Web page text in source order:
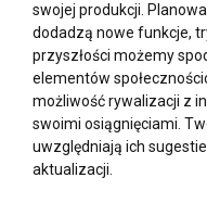
swojej produkcji.
dodadzą nowe funkcje,
przyszłości możemy
elementów
możliwość rywalizacji z
swoimi osiągnięciami.
uwzględniają ich
aktualizacji.